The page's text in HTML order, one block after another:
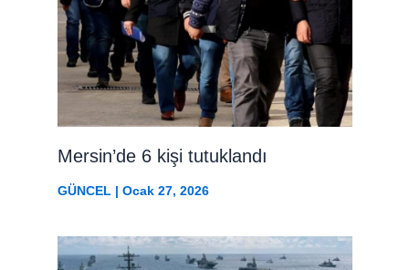
Mersin’de 6 kişi tutuklandı
GÜNCEL| Ocak 27, 2026